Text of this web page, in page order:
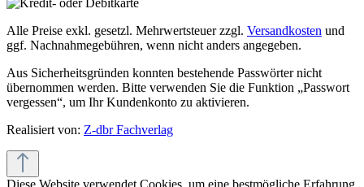
Alle Preise exkl. gesetzl. Mehrwertsteuer zzgl. Versandkosten und
ggf. Nachnahmegebühren, wenn nicht anders angegeben.
Aus Sicherheitsgründen konnten bestehende Passwörter nicht
übernommen werden. Bitte verwenden Sie die Funktion „Passwort
vergessen“, um Ihr Kundenkonto zu aktivieren.
Realisiert von: Z-dbr Fachverlag